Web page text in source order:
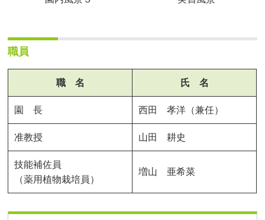
職員
職 名 氏 名
園 長 西田 孝洋（兼任）
准教授 山田 耕史
技能補佐員
（薬用植物栽培員）
増山 亜希菜